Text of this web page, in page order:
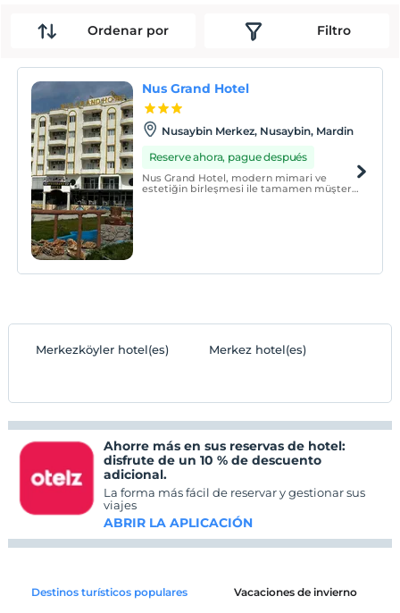
Ordenar por Filtro
Nus Grand Hotel
Nusaybin Merkez, Nusaybin, Mardin
Reserve ahora, pague después
Nus Grand Hotel, modern mimari ve
estetiğin birleşmesi ile tamamen müşteri
Merkezköyler hotel(es) Merkez hotel(es)
Ahorre más en sus reservas de hotel:
disfrute de un 10 % de descuento
adicional.
La forma más fácil de reservar y gestionar sus
viajes
ABRIR LA APLICACIÓN
Destinos turísticos populares Vacaciones de invierno